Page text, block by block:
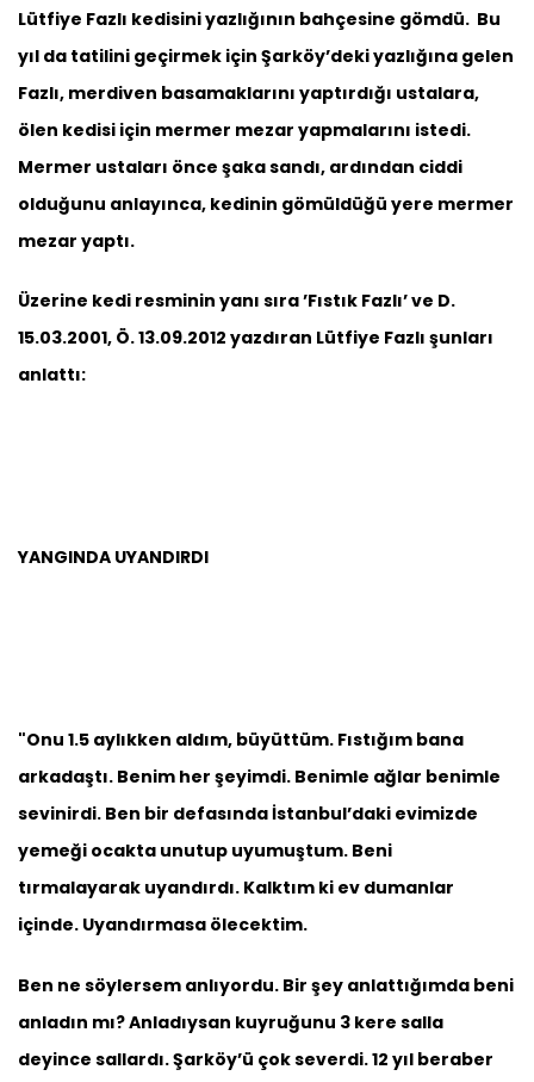
Lütfiye Fazlı kedisini yazlığının bahçesine gömdü. Bu
yıl da tatilini geçirmek için Şarköy’deki yazlığına gelen
Fazlı, merdiven basamaklarını yaptırdığı ustalara,
ölen kedisi için mermer mezar yapmalarını istedi.
Mermer ustaları önce şaka sandı, ardından ciddi
olduğunu anlayınca, kedinin gömüldüğü yere mermer
mezar yaptı.
Üzerine kedi resminin yanı sıra ’Fıstık Fazlı’ ve D.
15.03.2001, Ö. 13.09.2012 yazdıran Lütfiye Fazlı şunları
anlattı:
YANGINDA UYANDIRDI
"Onu 1.5 aylıkken aldım, büyüttüm. Fıstığım bana
arkadaştı. Benim her şeyimdi. Benimle ağlar benimle
sevinirdi. Ben bir defasında İstanbul’daki evimizde
yemeği ocakta unutup uyumuştum. Beni
tırmalayarak uyandırdı. Kalktım ki ev dumanlar
içinde. Uyandırmasa ölecektim.
Ben ne söylersem anlıyordu. Bir şey anlattığımda beni
anladın mı? Anladıysan kuyruğunu 3 kere salla
deyince sallardı. Şarköy’ü çok severdi. 12 yıl beraber